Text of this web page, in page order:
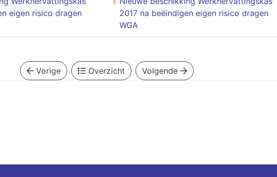
eigen risico dragen
2017 na beëindigen eigen risico dragen
WGA
Vorige Overzicht Volgende